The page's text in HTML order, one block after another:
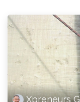
Xpreneurs